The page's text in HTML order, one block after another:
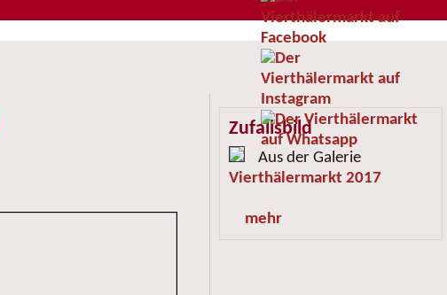
Zufallsbild
Aus der Galerie
Vierthälermarkt 2017
mehr